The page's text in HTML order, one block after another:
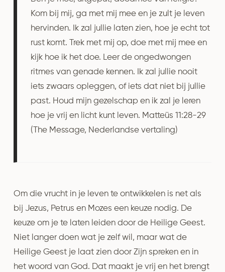
Kom bij mij, ga met mij mee en je zult je leven
hervinden. Ik zal jullie laten zien, hoe je echt tot
rust komt. Trek met mij op, doe met mij mee en
kijk hoe ik het doe. Leer de ongedwongen
ritmes van genade kennen. Ik zal jullie nooit
iets zwaars opleggen, of iets dat niet bij jullie
past. Houd mijn gezelschap en ik zal je leren
hoe je vrij en licht kunt leven. Matteüs 11:28-29
(The Message, Nederlandse vertaling)
Om die vrucht in je leven te ontwikkelen is net als
bij Jezus, Petrus en Mozes een keuze nodig. De
keuze om je te laten leiden door de Heilige Geest.
Niet langer doen wat je zelf wil, maar wat de
Heilige Geest je laat zien door Zijn spreken en in
het woord van God. Dat maakt je vrij en het brengt